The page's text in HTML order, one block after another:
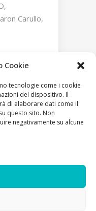
Cookie
tecnologie come i cookie
del dispositivo. Il
di elaborare dati come il
questo sito. Non
negativamente su alcune
Carullo
Hadid